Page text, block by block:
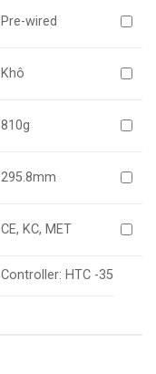
Pre-wired
Khô
810g
295.8mm
CE, KC, MET
Controller: HTC -35